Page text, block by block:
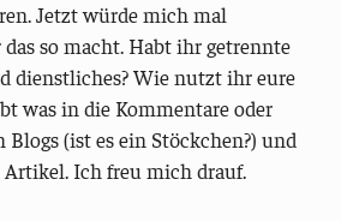
Jetzt würde mich mal
so macht. Habt ihr getrennte
dienstliches? Wie nutzt ihr eure
was in die Kommentare oder
(ist es ein Stöckchen?) und
Artikel. Ich freu mich drauf.